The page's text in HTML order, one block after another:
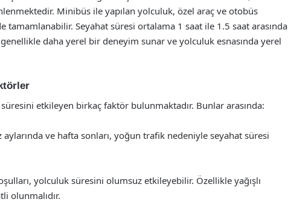
Minibüs ile yapılan yolculuk, özel araç ve otobüs
tamamlanabilir. Seyahat süresi ortalama 1 saat ile 1.5 saat arasında
daha yerel bir deneyim sunar ve yolculuk esnasında yerel
etkileyen birkaç faktör bulunmaktadır. Bunlar arasında:
ve hafta sonları, yoğun trafik nedeniyle seyahat süresi
yolculuk süresini olumsuz etkileyebilir. Özellikle yağışlı
olunmalıdır.